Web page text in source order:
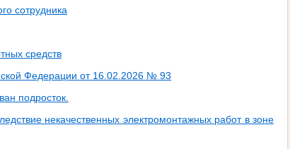
сотрудника
средств
Федерации от 16.02.2026 № 93
подросток.
некачественных электромонтажных работ в зоне